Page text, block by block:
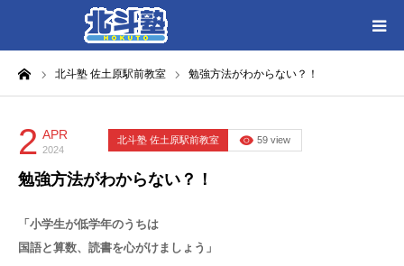
北斗塾 佐土原駅前教室 勉強方法がわからない？！
2 APR
2024
北斗塾 佐土原駅前教室 59 view
勉強方法がわからない？！
「小学生が低学年のうちは
国語と算数、読書を心がけましょう」
HOME
各教室別に記事を見る
北斗塾／教室一覧
お問い合わせ